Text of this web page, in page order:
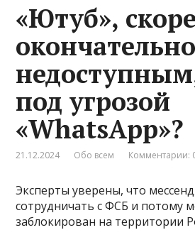
«Ютуб»,
под угрозой
«WhatsApp»?
21.12.2024 Обо всем Комментарии:
Эксперты уверены, что
сотрудничать с ФСБ и потому
заблокирован на территории